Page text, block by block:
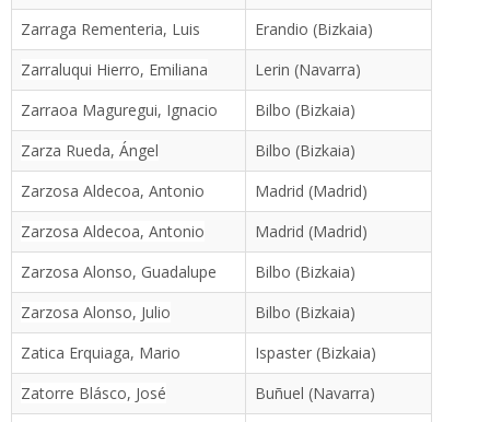
Zarraga Rementeria, Luis
Erandio (Bizkaia)
Zarraluqui Hierro, Emiliana
Lerin (Navarra)
Zarraoa Maguregui, Ignacio
Bilbo (Bizkaia)
Zarza Rueda, Ángel
Bilbo (Bizkaia)
Zarzosa Aldecoa, Antonio
Madrid (Madrid)
Zarzosa Aldecoa, Antonio
Madrid (Madrid)
Zarzosa Alonso, Guadalupe
Bilbo (Bizkaia)
Zarzosa Alonso, Julio
Bilbo (Bizkaia)
Zatica Erquiaga, Mario
Ispaster (Bizkaia)
Zatorre Blásco, José
Buñuel (Navarra)